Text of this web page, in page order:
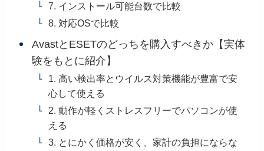
7. インストール可能台数で比較
8. 対応OSで比較
AvastとESETのどっちを購入すべきか【実体
験をもとに紹介】
1. 高い検出率とウイルス対策機能が豊富で安
心して使える
2. 動作が軽くストレスフリーでパソコンが使
える
3. とにかく価格が安く、家計の負担にならな